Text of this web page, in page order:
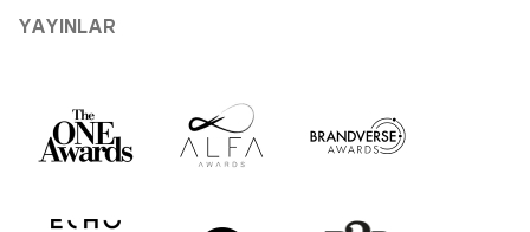
YAYINLAR